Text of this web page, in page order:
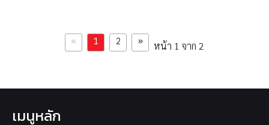
« 1 2 » หน้า 1 จาก 2
เมนูหลัก